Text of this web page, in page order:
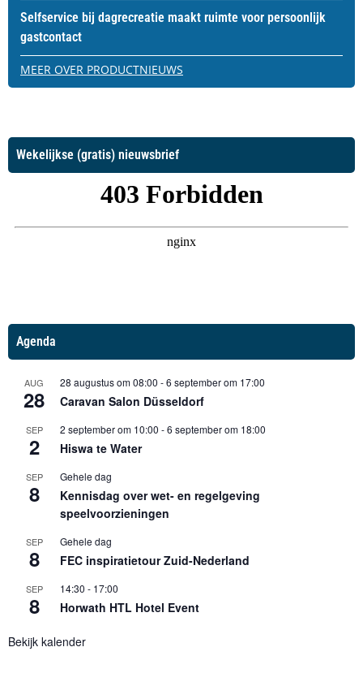
Selfservice bij dagrecreatie maakt ruimte voor persoonlijk
gastcontact
MEER OVER PRODUCTNIEUWS
Wekelijkse (gratis) nieuwsbrief
Agenda
AUG
28
28 augustus om 08:00 -6 september om 17:00
Caravan Salon Düsseldorf
SEP
2
2 september om 10:00 -6 september om 18:00
Hiswa te Water
SEP
8
Gehele dag
Kennisdag over wet- en regelgeving
speelvoorzieningen
SEP
8
Gehele dag
FEC inspiratietour Zuid-Nederland
SEP
8
14:30 - 17:00
Horwath HTL Hotel Event
Bekijk kalender